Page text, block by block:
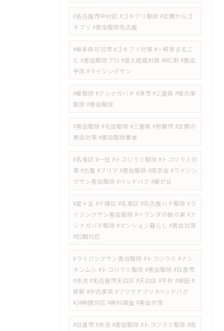
#名古屋市中村区 #ゴキブリ駆除 #玄関からゴ
キブリ #害虫駆除名古屋
#岐阜県可児市 #ゴキブリ対策 #一軒家まるご
と #害虫駆除プロ #侵入経路封鎖 #MC剤 #害虫
予防 #ライジングサン
#蜂駆除 #アシナガバチ #津市 #三重県 #蜂の巣
駆除 #害虫駆除
#害虫駆除 #毛虫駆除 #三重県 #鈴鹿市 #玄関の
害虫対策 #害虫駆除業者
#名東区 #一社 #トコジラミ駆除 #トコジラミ対
策 #古着 #フリマ #害虫駆除 #南京虫 #ライジン
グサン害虫駆除 #ベッドバグ #藤が丘
#星ヶ丘 #千種区 #名東区 #名古屋ハチ駆除 #ラ
イジングサン害虫駆除 #ベランダの蜂の巣 #ア
シナガバチ駆除 #マンション暮らし #害虫対策
#初期対応
#ライジングサン害虫駆除 #トコジラミ #ナン
キンムシ #トコジラミ駆除 #害虫駆除 #日進市
#赤池 #名古屋市天白区 #天白区 #平針 #植田 #
原駅 #中古家具 #フリマアプリ #ベッドバグ
#24時間対応 #無料調査 #害虫対策
​#日進市 #赤池 #害虫駆除 #トコジラミ駆除 #南